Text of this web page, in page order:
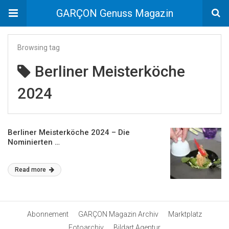
GARÇON Genuss Magazin
Browsing tag
Berliner Meisterköche
2024
Berliner Meisterköche 2024 – Die
Nominierten …
Read more
Abonnement GARÇON Magazin Archiv
Marktplatz